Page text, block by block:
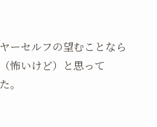
ーセルフの望むことなら
怖いけど）と思って
。